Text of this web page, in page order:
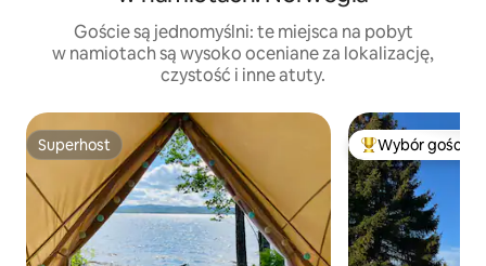
Goście są jednomyślni: te miejsca na pobyt
w namiotach są wysoko oceniane za lokalizację,
czystość i inne atuty.
Superhost
Superhost Wybór gości